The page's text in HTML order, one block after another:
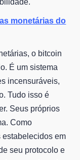
monetárias do
o bitcoin
É um sistema
incensuráveis,
Tudo isso é
Seus próprios
Como
estabelecidos em
seu protocolo e